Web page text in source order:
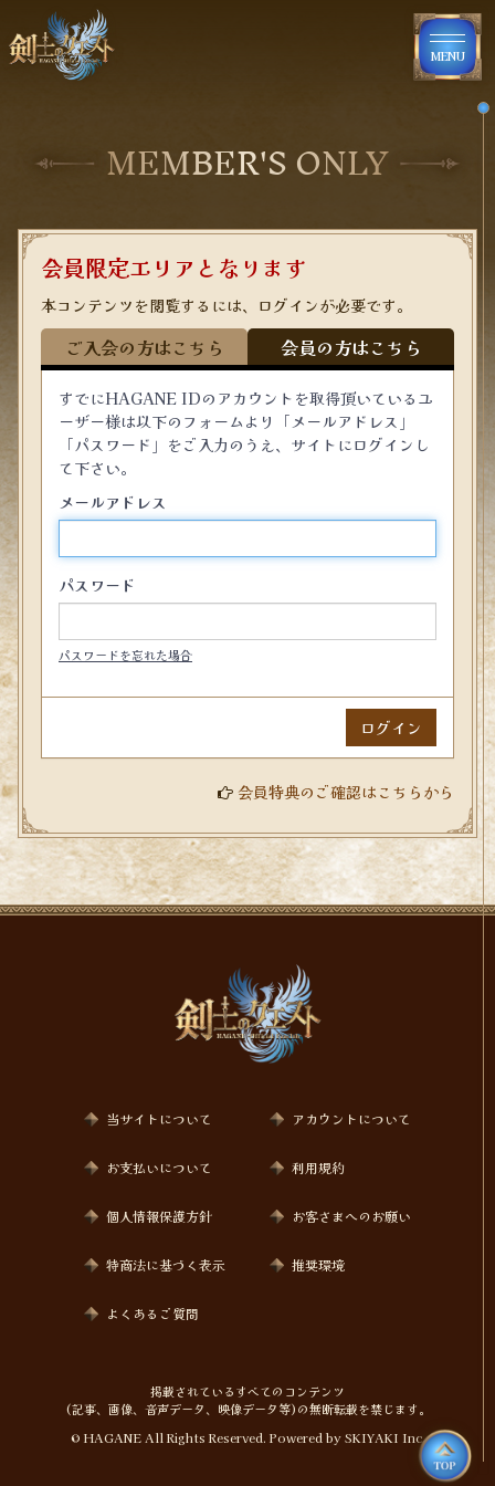
MENU
MEMBER'S ONLY
会員限定エリアとなります
本コンテンツを閲覧するには、ログインが必要です。
ご入会の方はこちら 会員の方はこちら
すでにHAGANE IDのアカウントを取得頂いているユ
ーザー様は以下のフォームより「メールアドレス」
「パスワード」をご入力のうえ、サイトにログインし
て下さい。
メールアドレス
パスワード
パスワードを忘れた場合
会員特典のご確認はこちらから
当サイトについて アカウントについて
お支払いについて 利用規約
個人情報保護方針 お客さまへのお願い
特商法に基づく表示 推奨環境
よくあるご質問
掲載されているすべてのコンテンツ
(記事、画像、音声データ、映像データ等)の無断転載を禁じます。
© HAGANE All Rights Reserved. Powered bySKIYAKI Inc.